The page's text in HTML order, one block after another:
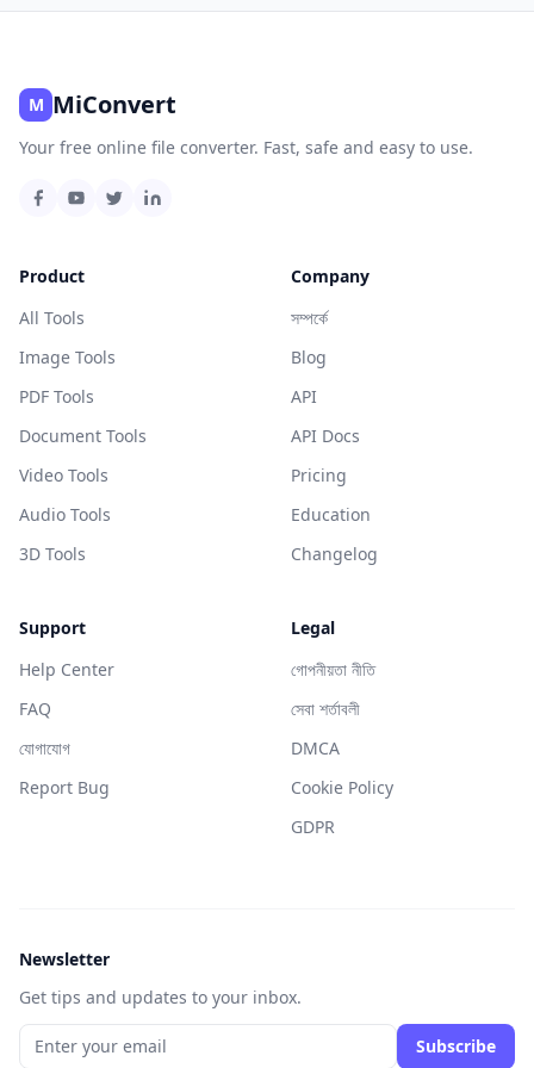
M MiConvert
Your free online file converter. Fast, safe and easy to use.
Product
All Tools
Image Tools
PDF Tools
Document Tools
Video Tools
Audio Tools
3D Tools
Company
সম্পর্কে
Blog
API
API Docs
Pricing
Education
Changelog
Support
Help Center
FAQ
যোগাযোগ
Report Bug
Legal
গোপনীয়তা নীতি
সেবা শর্তাবলী
DMCA
Cookie Policy
GDPR
Newsletter
Get tips and updates to your inbox.
Subscribe